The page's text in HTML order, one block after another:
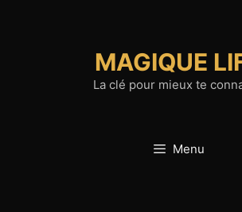
MAGIQUE
La clé pour mieux te
Menu